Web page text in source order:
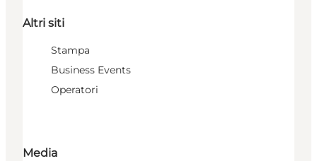
Altri siti
Stampa
Business Events
Operatori
Media